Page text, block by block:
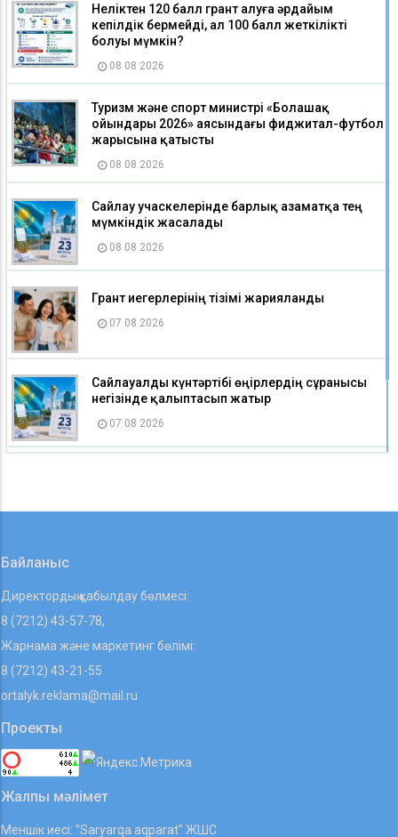
Неліктен 120 балл грант алуға әрдайым
кепілдік бермейді, ал 100 балл жеткілікті
болуы мүмкін?
08 08 2026
Туризм және спорт министрі «Болашақ
ойындары 2026» аясындағы фиджитал-футбол
жарысына қатысты
08 08 2026
Сайлау учаскелерінде барлық азаматқа тең
мүмкіндік жасалады
08 08 2026
Грант иегерлерінің тізімі жарияланды
07 08 2026
Сайлауалды күнтәртібі өңірлердің сұранысы
негізінде қалыптасып жатыр
07 08 2026
07 08 2026
Байланыс
Директордың қабылдау бөлмесі:
8 (7212) 43-57-78,
Жарнама және маркетинг бөлімі:
8 (7212) 43-21-55
ortalyk.reklama@mail.ru
Проекты
Жалпы мәлімет
Меншік иесі: "Saryarqa aqparat" ЖШС